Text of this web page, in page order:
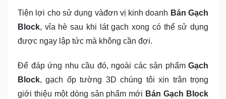
Tiện lợi cho sử dụng vàđơn vị kinh doanh Bán Gạch
Block, vỉa hè sau khi lát gạch xong có thể sử dụng
được ngay lập tức mà không cần đợi.
Để đáp ứng nhu cầu đó, ngoài các sản phẩm Gạch
Block, gạch ốp tường 3D chúng tôi xin trân trọng
giới thiệu một dòng sản phẩm mới Bán Gạch Block